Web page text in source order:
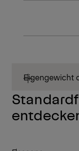
Eigengewicht